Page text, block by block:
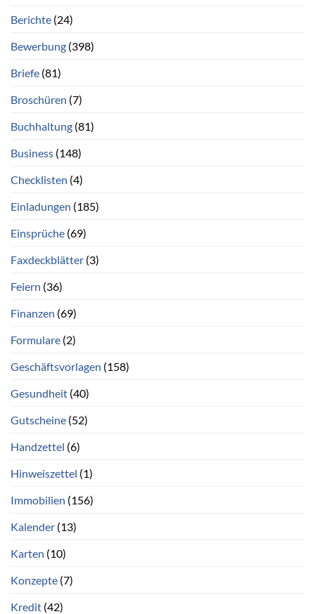
Berichte (24)
Bewerbung (398)
Briefe (81)
Broschüren (7)
Buchhaltung (81)
Business (148)
Checklisten (4)
Einladungen (185)
Einsprüche (69)
Faxdeckblätter (3)
Feiern (36)
Finanzen (69)
Formulare (2)
Geschäftsvorlagen (158)
Gesundheit (40)
Gutscheine (52)
Handzettel (6)
Hinweiszettel (1)
Immobilien (156)
Kalender (13)
Karten (10)
Konzepte (7)
Kredit (42)